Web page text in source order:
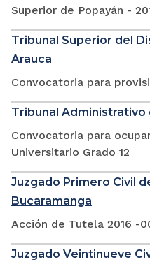
Superior de Popayán -
Tribunal Superior del
Arauca
Convocatoria para
Tribunal Administrativo
Convocatoria para
Universitario Grado 12
Juzgado Primero Civil
Bucaramanga
Acción de Tutela 2016 -
Juzgado Veintinueve